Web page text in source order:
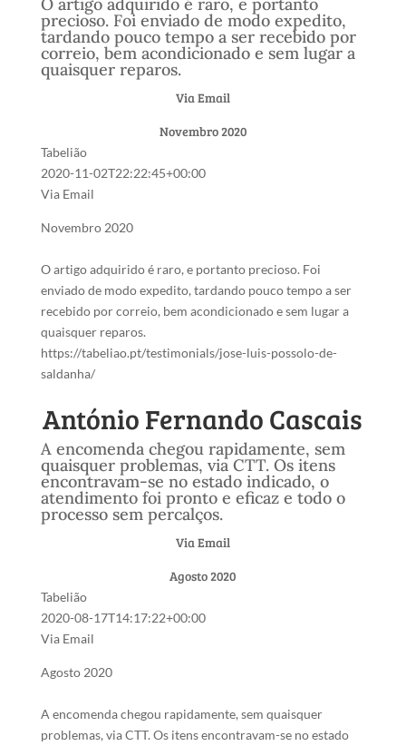
precioso. Foi enviado de modo expedito,
tardando pouco tempo a ser recebido por
correio, bem acondicionado e sem lugar a
quaisquer reparos.
Via Email
Novembro 2020
Tabelião
2020-11-02T22:22:45+00:00
Via Email
Novembro 2020
O artigo adquirido é raro, e portanto precioso. Foi
enviado de modo expedito, tardando pouco tempo a ser
recebido por correio, bem acondicionado e sem lugar a
quaisquer reparos.
https://tabeliao.pt/testimonials/jose-luis-possolo-de-
saldanha/
António Fernando Cascais
A encomenda chegou rapidamente, sem
quaisquer problemas, via CTT. Os itens
encontravam-se no estado indicado, o
atendimento foi pronto e eficaz e todo o
processo sem percalços.
Via Email
Agosto 2020
Tabelião
2020-08-17T14:17:22+00:00
Via Email
Agosto 2020
A encomenda chegou rapidamente, sem quaisquer
problemas, via CTT. Os itens encontravam-se no estado